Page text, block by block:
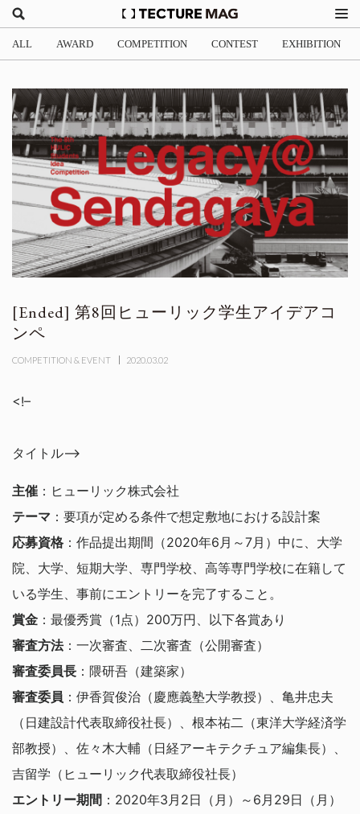
ALL AWARD COMPETITION CONTEST EXHIBITION
第8回ヒューリック学生アイデアコ
ンペ
COMPETITION & EVENT 2020.03.02
<!–
タイトル–>
主催 ：ヒューリック株式会社
テーマ ：要項が定める条件で想定敷地における設計案
応募資格 ：作品提出期間（2020年6月～7月）中に、大学
院、大学、短期大学、専門学校、高等専門学校に在籍して
いる学生、事前にエントリーを完了すること。
賞金 ：最優秀賞（1点）200万円、以下各賞あり
審査方法：一次審査、二次審査（公開審査）
審査委員長 ：隈研吾（建築家）
審査委員 ：伊香賀俊治（慶應義塾大学教授）、亀井忠夫
（日建設計代表取締役社長）、根本祐二（東洋大学経済学
部教授）、佐々木大輔（日経アーキテクチュア編集長）、
吉留学（ヒューリック代表取締役社長）
エントリー期間 ：2020年3月2日（月）～6月29日（月）